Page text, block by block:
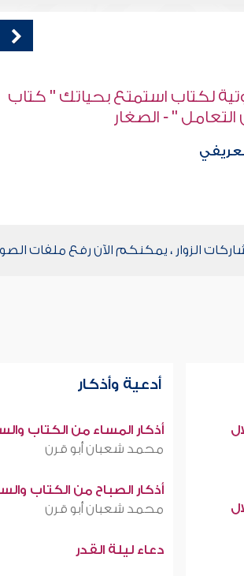
لكتاب استمتع بحياتك كتاب
- لماذا نبحث عن المهارات
الزوار ، يمكنكم الآن رفع ملفات
أدعية وأذكار
أذكار المساء من الكتاب
محمد شعبان أبو قرن
أذكار الصباح من الكتاب
محمد شعبان أبو قرن
دعاء ليلة القدر